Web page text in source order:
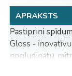
APRAKSTS
Pastiprini
Gloss -
nogludinātu,